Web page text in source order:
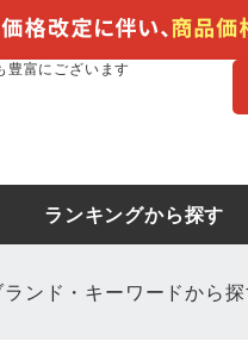
豊富にございます
ランキングから探す
ンド・キーワードから